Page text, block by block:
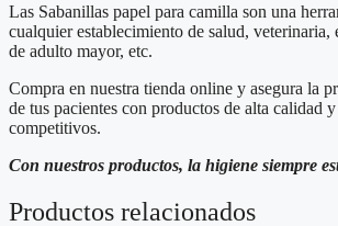
Las Sabanillas papel para camilla son una
cualquier establecimiento de salud, veterinaria,
de adulto mayor, etc.
Compra en nuestra tienda online y asegura la
de tus pacientes con productos de alta calidad
competitivos.
Con nuestros productos, la higiene siempre
Productos relacionados